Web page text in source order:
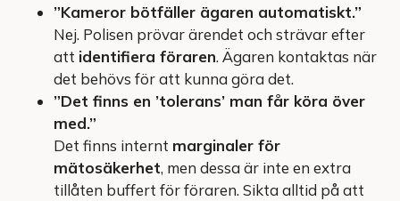
”Kameror bötfäller ägaren automatiskt.”
Nej. Polisen prövar ärendet och strävar efter
att identifiera föraren. Ägaren kontaktas när
det behövs för att kunna göra det.
”Det finns en ’tolerans’ man får köra över
med.”
Det finns internt marginaler för
mätosäkerhet, men dessa är inte en extra
tillåten buffert för föraren. Sikta alltid på att